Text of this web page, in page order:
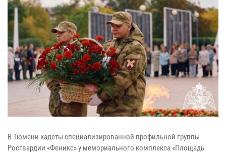
В Тюмени кадеты специализированной профильной группы
Росгвардии «Феникс» у мемориального комплекса «Площадь